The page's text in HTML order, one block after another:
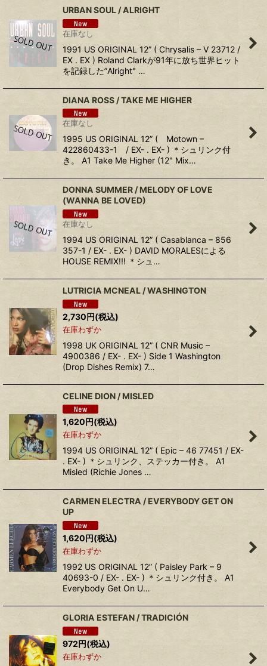
URBAN SOUL / ALRIGHT
在庫なし
1991 US ORIGINAL 12” ( Chrysalis – V 23712 /
EX . EX ) Roland Clarkが91年に放ち世界ヒット
を記録した”Alright" …
DIANA ROSS / TAKE ME HIGHER
在庫なし
1995 US ORIGINAL 12” ( Motown –
422860433-1 / EX- . EX- ) ＊シュリンク付
き。 A1 Take Me Higher (12" Mix…
DONNA SUMMER / MELODY OF LOVE
(WANNA BE LOVED)
在庫なし
1994 US ORIGINAL 12” ( Casablanca – 856
357-1 / EX- . EX- ) DAVID MORALESによる
HOUSE REMIX!!! ＊シュ…
LUTRICIA MCNEAL / WASHINGTON
2,730円(税込)
在庫わずか
1998 UK ORIGINAL 12” ( CNR Music –
4900386 / EX- . EX- ) Side 1 Washington
(Drop Dishes Remix) 7…
CELINE DION / MISLED
1,620円(税込)
在庫わずか
1994 US ORIGINAL 12” ( Epic ‎– 46 77451 / EX-
. EX- ) ＊シュリンク、ステッカー付き。 A1
Misled (Richie Jones …
CARMEN ELECTRA ‎/ EVERYBODY GET ON
UP
1,620円(税込)
在庫わずか
1992 US ORIGINAL 12” ( Paisley Park ‎– 9
40693-0 / EX- . EX- ) ＊シュリンク付き。 A1
Everybody Get On U…
GLORIA ESTEFAN ‎/ TRADICIÓN
972円(税込)
在庫わずか